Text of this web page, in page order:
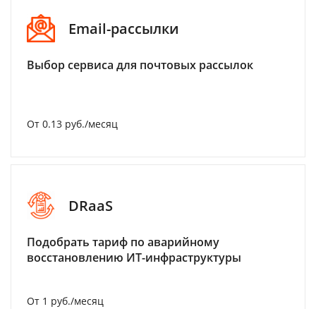
Email-рассылки
Выбор сервиса для почтовых рассылок
От 0.13 руб./месяц
DRaaS
Подобрать тариф по аварийному
восстановлению ИТ-инфраструктуры
От 1 руб./месяц